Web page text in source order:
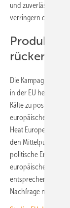
und zuverlässige
verringern die
rücken
Die Kampagne zielt
in der EU
Kälte zu
europäischen
Heat Europe
den Mittelpunkt der
politische
europäische
entsprechende
Nachfrage nach